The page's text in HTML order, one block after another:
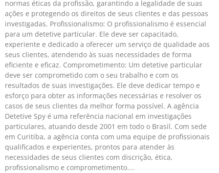
normas éticas da profissão, garantindo a legalidade de suas
ações e protegendo os direitos de seus clientes e das pessoas
investigadas. Profissionalismo: O profissionalismo é essencial
para um detetive particular. Ele deve ser capacitado,
experiente e dedicado a oferecer um serviço de qualidade aos
seus clientes, atendendo às suas necessidades de forma
eficiente e eficaz. Comprometimento: Um detetive particular
deve ser comprometido com o seu trabalho e com os
resultados de suas investigações. Ele deve dedicar tempo e
esforço para obter as informações necessárias e resolver os
casos de seus clientes da melhor forma possível. A agência
Detetive Spy é uma referência nacional em investigações
particulares, atuando desde 2001 em todo o Brasil. Com sede
em Curitiba, a agência conta com uma equipe de profissionais
qualificados e experientes, prontos para atender às
necessidades de seus clientes com discrição, ética,
profissionalismo e comprometimento.